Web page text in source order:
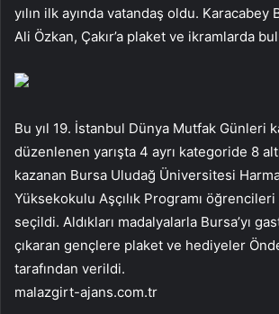
yılın ilk ayında vatandaş oldu. Karacabey
Ali Özkan, Çakır’a plaket ve ikramlarda
Bu yıl 19. İstanbul Dünya Mutfak Günleri
düzenlenen yarışta 4 ayrı kategoride 8
kazanan Bursa Uludağ Üniversitesi
Yüksekokulu Aşçılık Programı öğrencileri
seçildi. Aldıkları madalyalarla Bursa’yı
çıkaran gençlere plaket ve hediyeler
tarafından verildi.
malazgirt-ajans.com.tr